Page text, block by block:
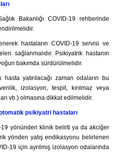
Bakanlığı COVID-19 rehberinde
hastaların COVID-19 servisi ve
sağlanmalıdır. Psikiyatrik hastanın
bakımda sürdürülmelidir.
yatırılacağı zaman odaların bu
izolasyon, tespit, kırılmaz veya
vb.) olmasına dikkat edilmelidir.
psikiyatri hastaları
yönünden klinik belirti ya da akciğer
yönden yatış endikasyonu belirlenen
19 için ayrılmış izolasyon odalarında